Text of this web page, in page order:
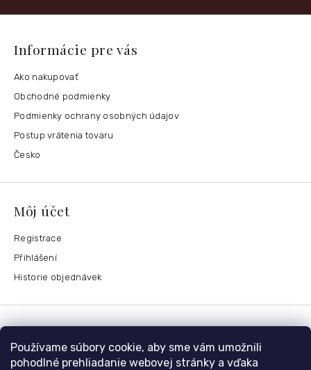
Používame súbory cookie, aby sme vám umožnili
pohodlné prehliadanie webovej stránky a vďaka
Informácie pre vás
Ako nakupovať
Obchodné podmienky
Podmienky ochrany osobných údajov
Postup vrátenia tovaru
Česko
Môj účet
Registrace
Přihlášení
Historie objednávek
nolimit@dzinyodevy.cz